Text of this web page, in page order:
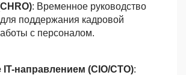
: Временное руководство
поддержания кадровой
с персоналом.
направлением (CIO/CTO):